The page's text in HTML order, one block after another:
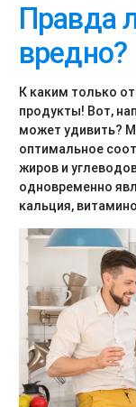
Правда
вредно?
К каким только
продукты! Вот,
может удивить?
оптимальное
жиров и
одновременно
кальция,